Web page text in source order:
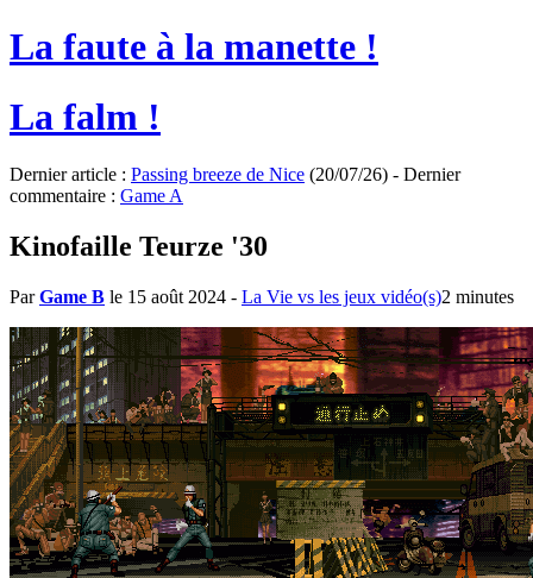
La faute à la manette !
La falm !
Dernier article : Passing breeze de Nice (20/07/26) - Dernier
commentaire : Game A
Kinofaille Teurze '30
ParGame B le 15 août 2024 - La Vie vs les jeux vidéo(s)2 minutes